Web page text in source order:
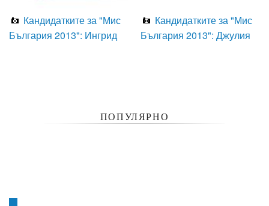
Кандидатките за "Мис
България 2013": Ингрид
Кандидатките за "Мис
България 2013": Джулия
ПОПУЛЯРНО